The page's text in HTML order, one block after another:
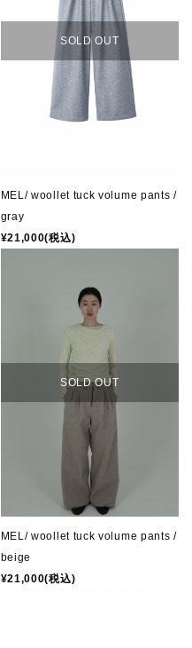
SOLD OUT
MEL/ woollet tuck volume pants /
gray
¥21,000(税込)
SOLD OUT
MEL/ woollet tuck volume pants /
beige
¥21,000(税込)